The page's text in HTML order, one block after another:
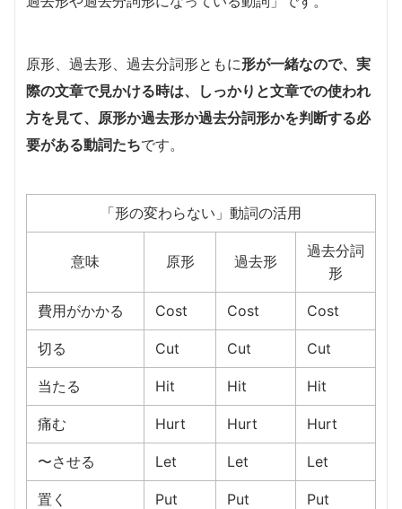
原形、過去形、過去分詞形ともに形が一緒なので、実
際の文章で見かける時は、しっかりと文章での使われ
方を見て、原形か過去形か過去分詞形かを判断する必
要がある動詞たちです。
「形の変わらない」動詞の活用
意味 原形 過去形
過去分詞
形
費用がかかる Cost Cost Cost
切る Cut Cut Cut
当たる Hit Hit Hit
痛む Hurt Hurt Hurt
〜させる Let Let Let
置く Put Put Put